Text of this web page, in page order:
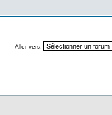
Aller vers: